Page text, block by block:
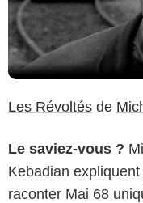
Les Révoltés de
Le saviez-vous ?
Kebadian
raconter Mai 68